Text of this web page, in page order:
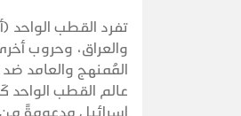
تفرد القطب الواحد
والعراق، وحروب
المُمنهج والعامد
عالم القطب